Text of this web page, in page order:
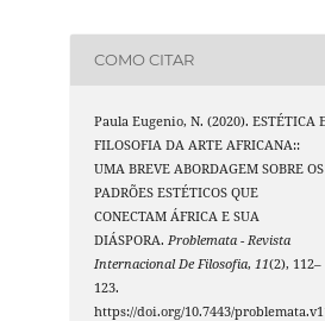
COMO CITAR
Paula Eugenio, N. (2020). ESTÉTICA
FILOSOFIA DA ARTE AFRICANA::
UMA BREVE ABORDAGEM SOBRE OS
PADRÕES ESTÉTICOS QUE
CONECTAM ÁFRICA E SUA
DIÁSPORA. Problemata - Revista
Internacional De Filosofia, 11(2), 112–
123.
https://doi.org/10.7443/